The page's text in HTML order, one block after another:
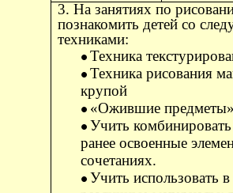
3. На занятиях по
познакомить детей со
техниками:
Техника
Техника рисования
крупой
«Ожившие
Учить
ранее освоенные
сочетаниях.
Учить использовать